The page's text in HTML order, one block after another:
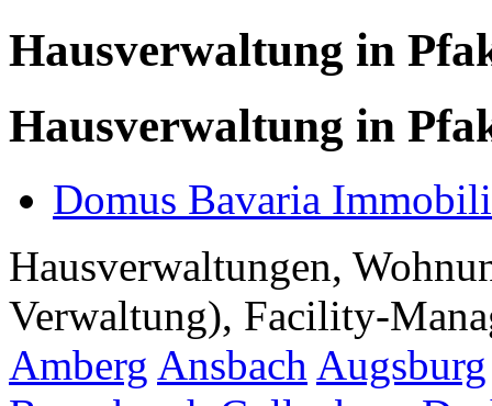
Hausverwaltung in
Hausverwaltung in
Domus Bavaria
Hausverwaltungen,
Verwaltung), Facility-
Amberg Ansbach Augsburg